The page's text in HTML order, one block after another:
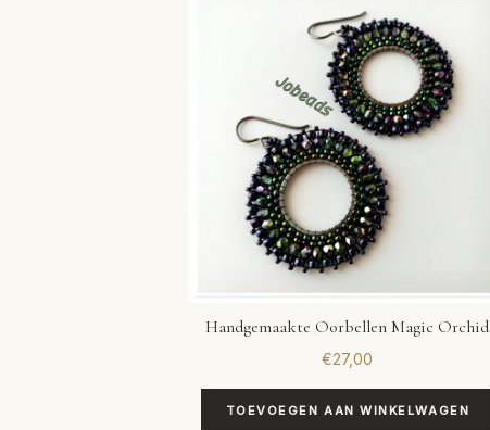
Handgemaakte Oorbellen Magic Orchid
€27,00
TOEVOEGEN AAN WINKELWAGEN